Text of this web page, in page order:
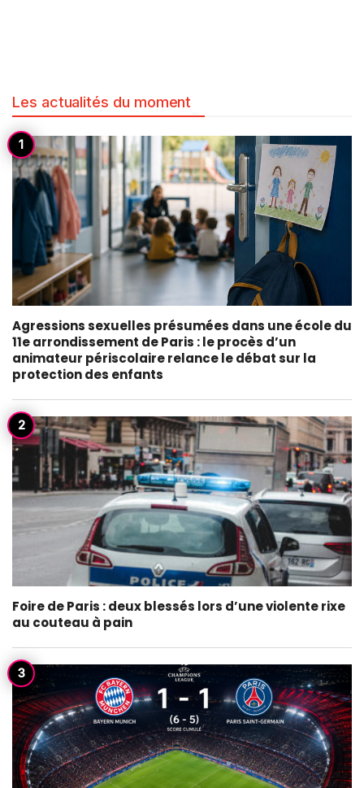
Les actualités du moment
Agressions sexuelles présumées dans une école du
11e arrondissement de Paris : le procès d’un
animateur périscolaire relance le débat sur la
protection des enfants
Foire de Paris : deux blessés lors d’une violente rixe
au couteau à pain